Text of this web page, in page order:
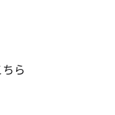
ら